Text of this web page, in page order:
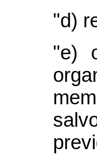
"d)
"e)